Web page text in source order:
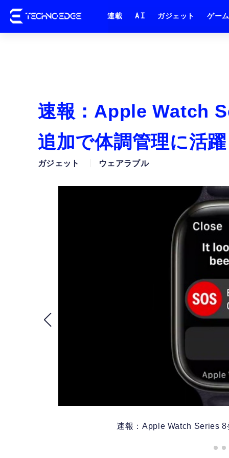
連載 AI ガジェット ゲーム
速報：Apple Watch
追加で体調管理に活
ガジェット ウェアラブル
速報：Apple Watch Series 8